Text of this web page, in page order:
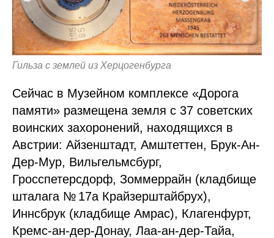
Гильза с землей из Херцогенбурга
Сейчас в Музейном комплексе «Дорога
памяти» размещена земля с 37 советских
воинских захоронений, находящихся в
Австрии: Айзенштадт, Амштеттен, Брук-Ан-
Дер-Мур, Вильгельмсбург,
Гросспетерсдорф, Зоммеррайн (кладбище
шталага № 17а Крайзерштайбрух),
Иннсбрук (кладбище Амрас), Клагенфурт,
Кремс-ан-дер-Донау, Лаа-ан-дер-Тайа,